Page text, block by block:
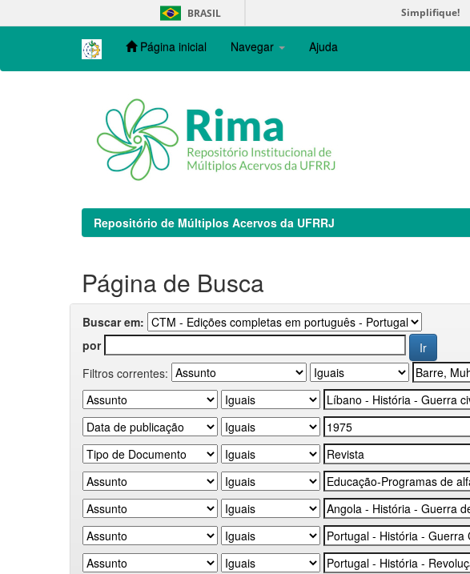
navigation
BRASIL Simplifique!
Página inicial Navegar Ajuda
Repositório de Múltiplos Acervos da UFRRJ
Página de Busca
Buscar em:
por
Filtros correntes: